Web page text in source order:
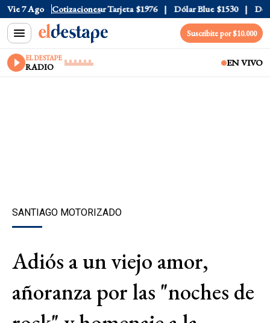
Vie 7 Ago Cotizaciones
Oficial $1520 Dólar Tarjeta $1976 Dólar Blue $1530 Dólar
Suscribite por $10.000
EL DESTAPE
RADIO EN VIVO
SANTIAGO MOTORIZADO
Adiós a un viejo amor,
añoranza por las "noches de